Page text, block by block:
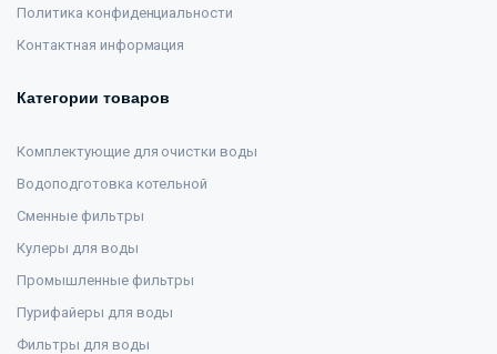
Политика конфиденциальности
Контактная информация
Категории товаров
Комплектующие для очистки воды
Водоподготовка котельной
Сменные фильтры
Кулеры для воды
Промышленные фильтры
Пурифайеры для воды
Фильтры для воды